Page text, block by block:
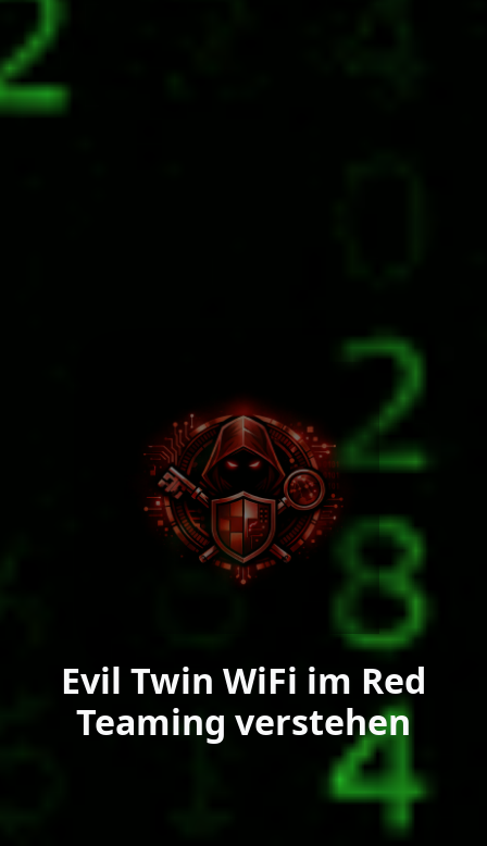
Evil Twin WiFi im Red
Teaming verstehen